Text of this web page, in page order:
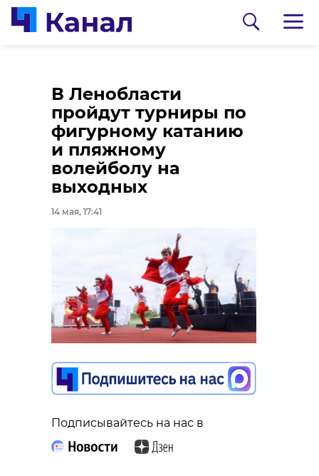
В Ленобласти
пройдут турниры по
фигурному катанию
и пляжному
волейболу на
выходных
14 мая, 17:41
Подписывайтесь на нас в
акция
Победы»
районе